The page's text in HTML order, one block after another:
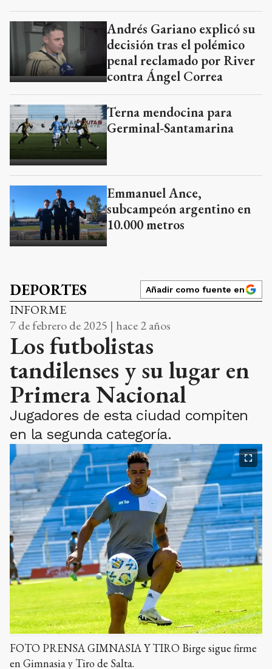
Andrés Gariano explicó su
decisión tras el polémico
penal reclamado por River
contra Ángel Correa
Terna mendocina para
Germinal-Santamarina
Emmanuel Ance,
subcampeón argentino en
10.000 metros
DEPORTES Añadir como fuente en
INFORME
7 de febrero de 2025 | hace 2 años
Los futbolistas
tandilenses y su lugar en
Primera Nacional
Jugadores de esta ciudad compiten
en la segunda categoría.
FOTO PRENSA GIMNASIA Y TIRO Birge sigue firme
en Gimnasia y Tiro de Salta.